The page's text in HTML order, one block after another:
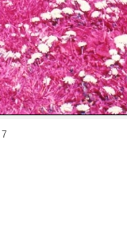
7